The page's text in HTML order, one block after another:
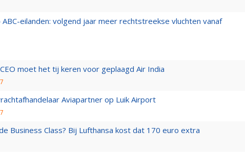
eilanden: volgend jaar meer rechtstreekse vluchten vanaf
moet het tij keren voor geplaagd Air India
Aviapartner op Luik Airport
Business Class? Bij Lufthansa kost dat 170 euro extra